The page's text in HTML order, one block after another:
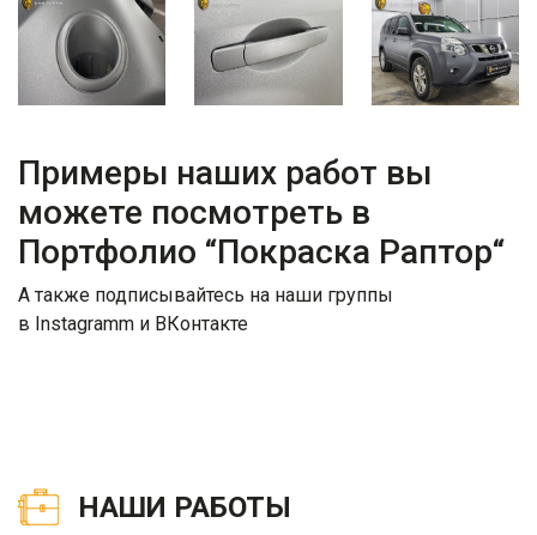
Примеры наших работ вы
можете посмотреть в
Портфолио “Покраска Раптор“
А также подписывайтесь на наши группы
в Instagramm и ВКонтакте
НАШИ РАБОТЫ